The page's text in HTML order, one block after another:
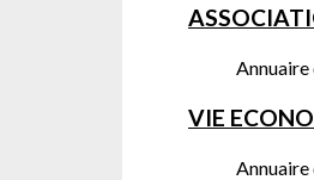
Annuaire
VIE